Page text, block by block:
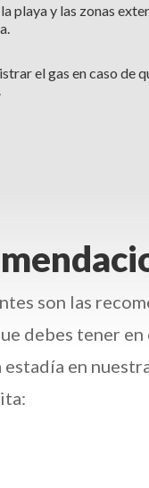
playa y las zonas
el gas en caso de
son las
debes tener en
en